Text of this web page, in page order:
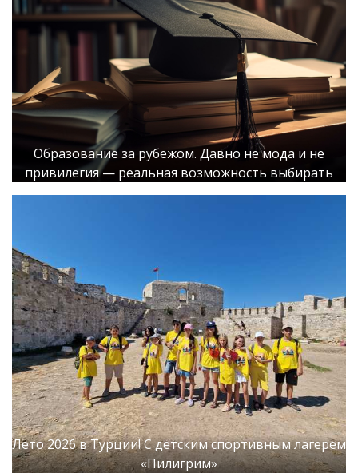
Образование за рубежом. Давно не мода и не
привилегия — реальная возможность выбирать
Лето 2026 в Турции! С детским спортивным лагерем
«Пилигрим»